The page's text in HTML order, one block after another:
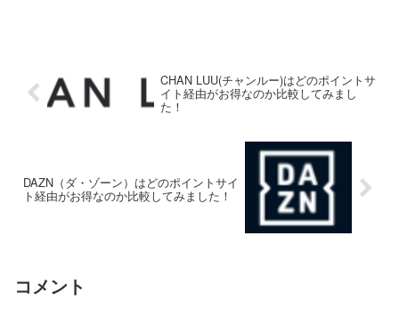
CHAN LUU(チャンルー)はどのポイントサ
イト経由がお得なのか比較してみまし
た！
DAZN（ダ・ゾーン）はどのポイントサイ
ト経由がお得なのか比較してみました！
コメント